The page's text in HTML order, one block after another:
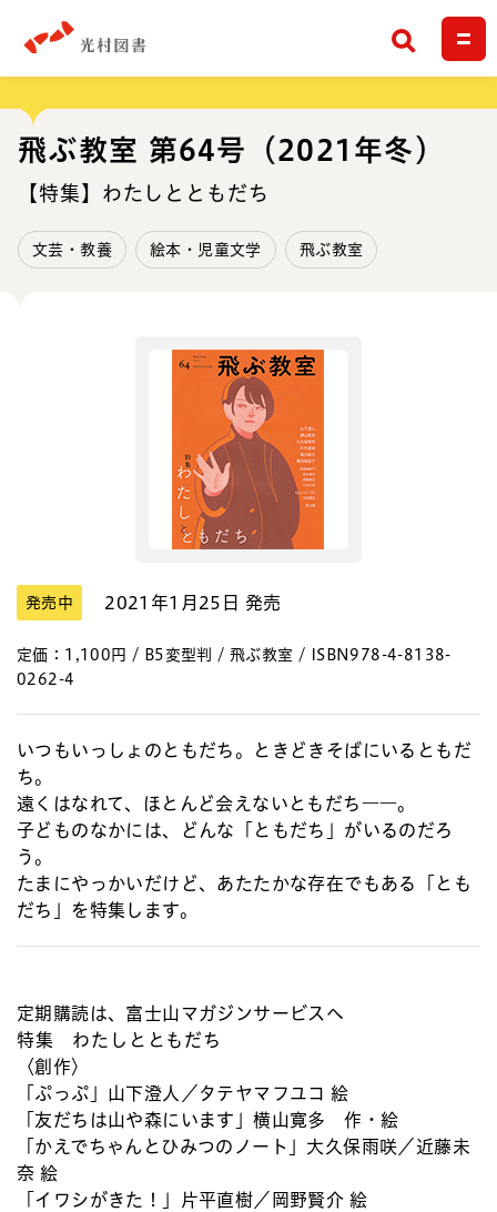
検索
飛ぶ教室 第64号（2021年冬）
【特集】わたしとともだち
文芸・教養 絵本・児童文学 飛ぶ教室
発売中 2021年1月25日 発売
定価：1,100円 / B5変型判 / 飛ぶ教室 / ISBN978-4-8138-
0262-4
いつもいっしょのともだち。ときどきそばにいるともだ
ち。
遠くはなれて、ほとんど会えないともだち――。
子どものなかには、どんな「ともだち」がいるのだろ
う。
たまにやっかいだけど、あたたかな存在でもある「とも
だち」を特集します。
定期購読は、富士山マガジンサービスへ
特集 わたしとともだち
〈創作〉
「ぷっぷ」山下澄人／タテヤマフユコ 絵
「友だちは山や森にいます」横山寛多 作・絵
「かえでちゃんとひみつのノート」大久保雨咲／近藤未
奈 絵
「イワシがきた！」片平直樹／岡野賢介 絵